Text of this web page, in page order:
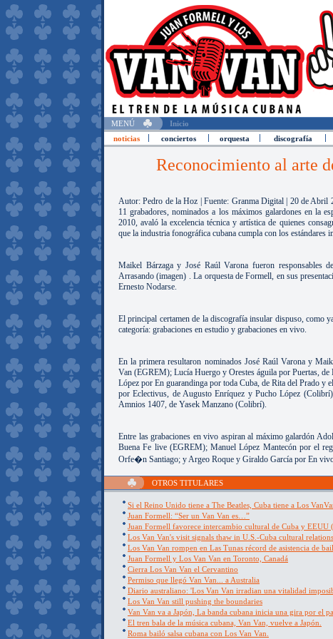
MENÚ Inicio
noticias conciertos orquesta discografía
Reconocimiento al arte
Autor: Pedro de la Hoz | Fuente: Granma Digital | 20 de Abril
11 grabadores, nominados a los máximos galardones en la
2010, avaló la excelencia técnica y artística de quienes
que la industria fonográfica cubana cumpla con los estándares
Maikel Bárzaga y José Raúl Varona fueron responsables
Arrasando (imagen) . La orquesta de Formell, en sus
Ernesto Nodarse.
El principal certamen de la discografía insular dispuso, como
categoría: grabaciones en estudio y grabaciones en vivo.
En la primera resultaron nominados José Raúl Varona y
Van (EGREM); Lucía Huergo y Orestes águila por Puertas,
López por En guarandinga por toda Cuba, de Rita del Prado
por Eclectivus, de Augusto Enríquez y Pucho López
Amnios 1407, de Yasek Manzano (Colibrí).
Entre las grabaciones en vivo aspiran al máximo galardón
Buena Fe live (EGREM); Manuel López Mantecón por el
Orfe�n Santiago; y Argeo Roque y Giraldo García por En
OTROS TITULARES
Si el Reino Unido tiene a The Beatles, Cuba tiene a Los
Juan Formell: “Ser un Van Van es…”
Juan Formell favorece intercambio cultural de Cuba y EEUU
Los Van Van's visit signals thaw in U.S.-Cuba cultural relations
Los Van Van rompen en Las Tunas récord de asistencia de
Juan Formell y Los Van Van en Toronto, Canadá
Cierra Los Van Van el Cervantino
Permiso que llegó Van Van... a Australia
Diario australiano: 'Los Van Van irradian una vitalidad
Los Van Van still pushing the boundaries
Van Van va a Japón, La banda cubana inicia una gira por el
El tren bala de la música cubana, Van Van, vuelve a Japón.
Roma bailó salsa cubana con Los Van Van.